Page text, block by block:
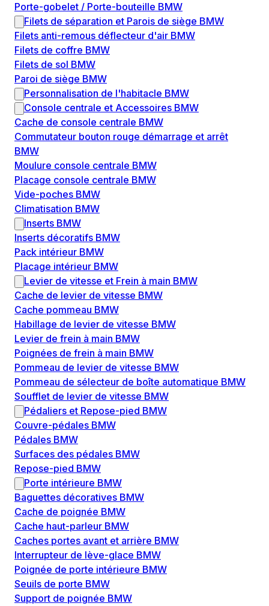
Porte-gobelet / Porte-bouteille BMW
Filets de séparation et Parois de siège BMW
Filets anti-remous déflecteur d'air BMW
Filets de coffre BMW
Filets de sol BMW
Paroi de siège BMW
Personnalisation de l'habitacle BMW
Console centrale et Accessoires BMW
Cache de console centrale BMW
Commutateur bouton rouge démarrage et arrêt
BMW
Moulure console centrale BMW
Placage console centrale BMW
Vide-poches BMW
Climatisation BMW
Inserts BMW
Inserts décoratifs BMW
Pack intérieur BMW
Placage intérieur BMW
Levier de vitesse et Frein à main BMW
Cache de levier de vitesse BMW
Cache pommeau BMW
Habillage de levier de vitesse BMW
Levier de frein à main BMW
Poignées de frein à main BMW
Pommeau de levier de vitesse BMW
Pommeau de sélecteur de boîte automatique BMW
Soufflet de levier de vitesse BMW
Pédaliers et Repose-pied BMW
Couvre-pédales BMW
Pédales BMW
Surfaces des pédales BMW
Repose-pied BMW
Porte intérieure BMW
Baguettes décoratives BMW
Cache de poignée BMW
Cache haut-parleur BMW
Caches portes avant et arrière BMW
Interrupteur de lève-glace BMW
Poignée de porte intérieure BMW
Seuils de porte BMW
Support de poignée BMW